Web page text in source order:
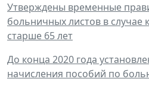
Утверждены временные
больничных листов в случае
старше 65 лет
До конца 2020 года
начисления пособий по